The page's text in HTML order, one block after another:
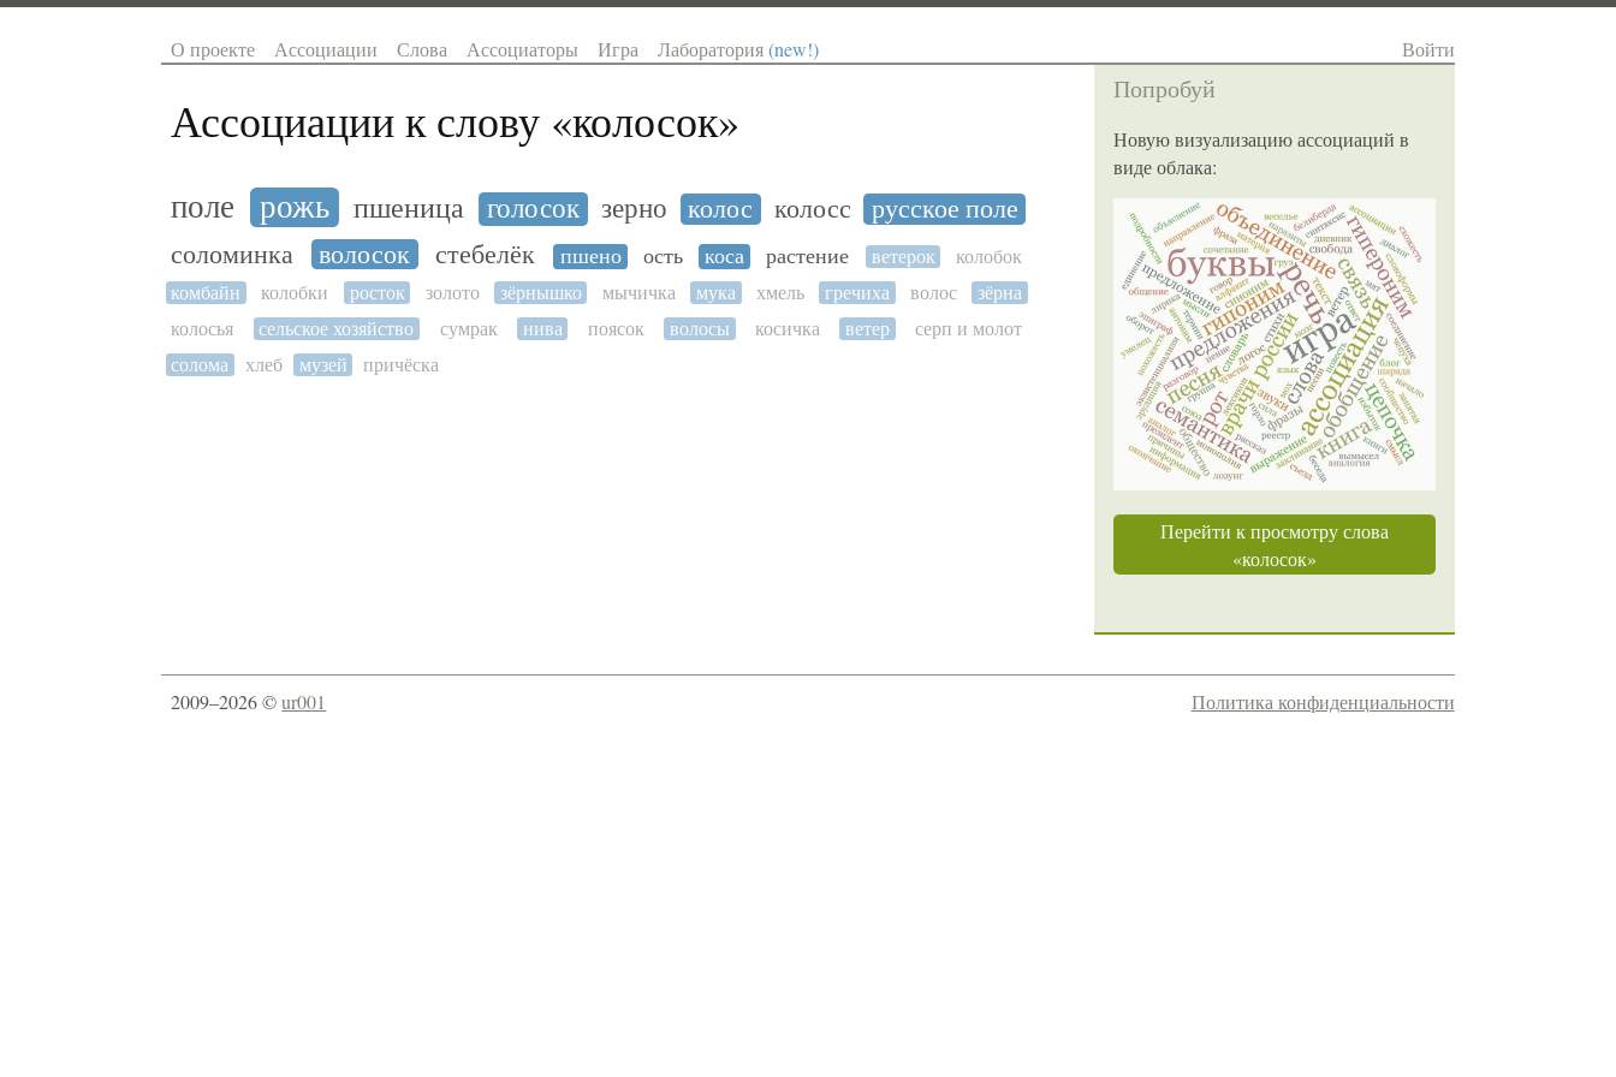
О проекте Ассоциации Слова Ассоциаторы Игра Лаборатория(new!) Войти
Ассоциации к слову «колосок»
поле рожь пшеница голосок зерно колос колосс
русское поле
соломинка
волосок стебелёк пшено ость коса растение ветерок
колобок
комбайн
колобки росток золото зёрнышко мычичка мука хмель гречиха волос
зёрна
колосья
сельское хозяйство сумрак нива поясок волосы косичка ветер
серп и молот
солома
хлеб музей причёска
Попробуй
Новую визуализацию ассоциаций в
виде облака:
Перейти к просмотру слова
«колосок»
2009–2026 ©ur001 Политика конфиденциальности